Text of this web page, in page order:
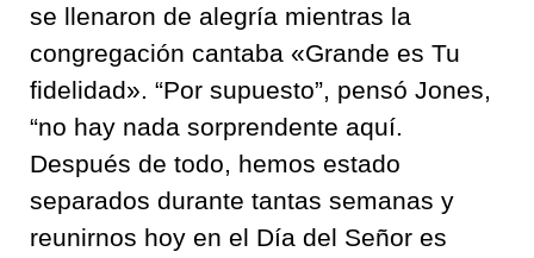
se llenaron de alegría mientras la
congregación cantaba «Grande es Tu
fidelidad». “Por supuesto”, pensó Jones,
“no hay nada sorprendente aquí.
Después de todo, hemos estado
separados durante tantas semanas y
reunirnos hoy en el Día del Señor es